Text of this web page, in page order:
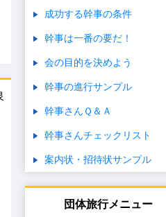
成功する幹事の条件
幹事は一番の要だ！
会の目的を決めよう
幹事の進行サンプル
幹事さんＱ＆Ａ
幹事さんチェックリスト
案内状・招待状サンプル
団体旅行メニュー